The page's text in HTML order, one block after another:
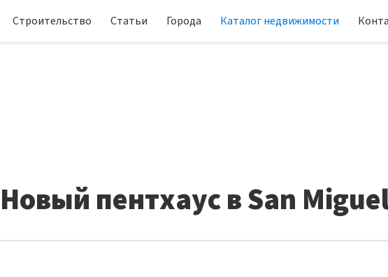
Строительство Статьи Города Каталог недвижимости
Новый пентхаус в San